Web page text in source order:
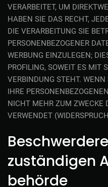
VERARBEITET, UM
HABEN SIE DAS RECHT,
DIE VERARBEITUNG SIE
PERSONENBEZOGENER
WERBUNG EINZULEGEN;
PROFILING, SOWEIT ES MIT
VERBINDUNG STEHT. WENN
IHRE
NICHT MEHR ZUM ZWECKE
VERWENDET
zuständigen
behörde